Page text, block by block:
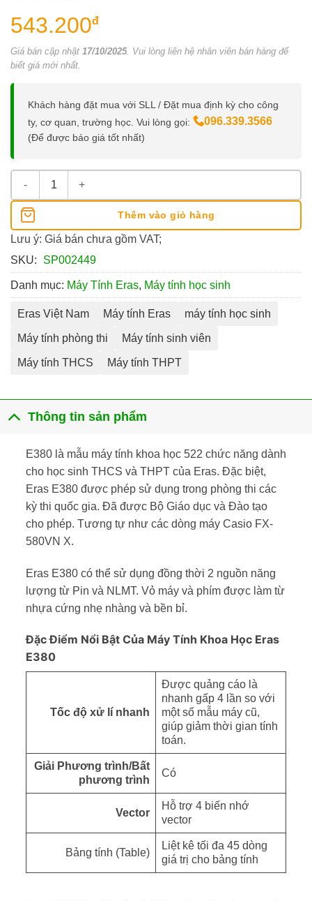
543.200đ
Giá bán cập nhật 17/10/2025. Vui lòng liên hệ nhân viên bán hàng để
biết giá mới nhất.
Khách hàng đặt mua với SLL / Đặt mua định kỳ cho công
ty, cơ quan, trường học. Vui lòng gọi:
096.339.3566
(Để được báo giá tốt nhất)
Máy Tính Khoa Học Eras E380 522 Chức Năng số lượng
Thêm vào giỏ hàng
Lưu ý: Giá bán chưa gồm VAT;
SKU:
SP002449
Danh mục: Máy Tính Eras, Máy tính học sinh
Eras Việt Nam Máy tính Eras máy tính học sinh
Máy tính phòng thi Máy tính sinh viên
Máy tính THCS Máy tính THPT
Thông tin sản phẩm
E380 là mẫu máy tính khoa học 522 chức năng dành
cho học sinh THCS và THPT của Eras. Đặc biệt,
Eras E380 được phép sử dụng trong phòng thi các
kỳ thi quốc gia. Đã được Bộ Giáo dục và Đào tạo
cho phép. Tương tự như các dòng máy Casio FX-
580VN X.
Eras E380 có thể sử dụng đồng thời 2 nguồn năng
lượng từ Pin và NLMT. Vỏ máy và phím được làm từ
nhựa cứng nhẹ nhàng và bền bỉ.
Đặc Điểm Nổi Bật Của Máy Tính Khoa Học Eras
E380
Tốc độ xử lí nhanh
Được quảng cáo là
nhanh gấp 4 lần so với
một số mẫu máy cũ,
giúp giảm thời gian tính
toán.
Giải Phương trình/Bất
phương trình
Có
Vector
Hỗ trợ 4 biến nhớ
vector
Bảng tính (Table)
Liệt kê tối đa 45 dòng
giá trị cho bảng tính